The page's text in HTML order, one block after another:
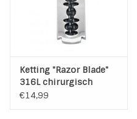
Ketting "Razor Blade"
316L chirurgisch
roestvrij staal
€14,99